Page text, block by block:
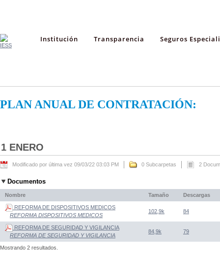
Institución Transparencia Seguros
PLAN ANUAL DE CONTRATACIÓN:
1 ENERO
Modificado por última vez 09/03/22 03:03 PM 0 Subcarpetas 2
Documentos
Nombre Tamaño Descargas
REFORMA DE DISPOSITIVOS MEDICOS
REFORMA DISPOSITIVOS MEDICOS
102,9k 84
REFORMA DE SEGURIDAD Y VIGILANCIA
REFORMA DE SEGURIDAD Y VIGILANCIA
84,9k 79
Mostrando 2 resultados.